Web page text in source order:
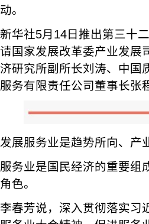
动。
新华社5月14日推出第三十
请国家发展改革委产业发展
济研究所副所长刘涛、中国
服务有限责任公司董事长张
发展服务业是趋势所向、产
服务业是国民经济的重要组
角色。
李春芳说，深入贯彻落实习